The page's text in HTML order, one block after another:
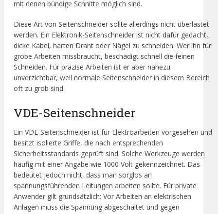
mit denen bündige Schnitte möglich sind.
Diese Art von Seitenschneider sollte allerdings nicht überlastet
werden. Ein Elektronik-Seitenschneider ist nicht dafür gedacht,
dicke Kabel, harten Draht oder Nägel zu schneiden. Wer ihn für
grobe Arbeiten missbraucht, beschädigt schnell die feinen
Schneiden. Für präzise Arbeiten ist er aber nahezu
unverzichtbar, weil normale Seitenschneider in diesem Bereich
oft zu grob sind.
VDE-Seitenschneider
Ein VDE-Seitenschneider ist für Elektroarbeiten vorgesehen und
besitzt isolierte Griffe, die nach entsprechenden
Sicherheitsstandards geprüft sind. Solche Werkzeuge werden
häufig mit einer Angabe wie 1000 Volt gekennzeichnet. Das
bedeutet jedoch nicht, dass man sorglos an
spannungsführenden Leitungen arbeiten sollte. Für private
Anwender gilt grundsätzlich: Vor Arbeiten an elektrischen
Anlagen muss die Spannung abgeschaltet und gegen